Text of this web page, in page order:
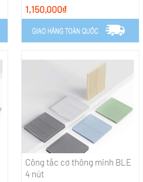
1,150,000₫
Công tắc cơ thông minh BLE
4 nút